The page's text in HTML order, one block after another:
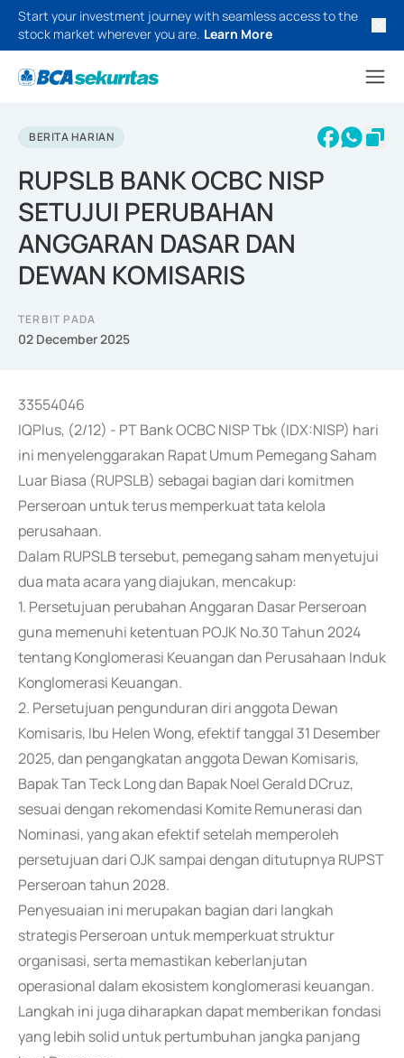
Start your investment journey with seamless access to the
stock market wherever you are. Learn More
BERITA HARIAN
RUPSLB BANK OCBC NISP
SETUJUI PERUBAHAN
ANGGARAN DASAR DAN
DEWAN KOMISARIS
TERBIT PADA
02 December 2025
33554046
IQPlus, (2/12) - PT Bank OCBC NISP Tbk (IDX:NISP) hari
ini menyelenggarakan Rapat Umum Pemegang Saham
Luar Biasa (RUPSLB) sebagai bagian dari komitmen
Perseroan untuk terus memperkuat tata kelola
perusahaan.
Dalam RUPSLB tersebut, pemegang saham menyetujui
dua mata acara yang diajukan, mencakup:
1. Persetujuan perubahan Anggaran Dasar Perseroan
guna memenuhi ketentuan POJK No.30 Tahun 2024
tentang Konglomerasi Keuangan dan Perusahaan Induk
Konglomerasi Keuangan.
2. Persetujuan pengunduran diri anggota Dewan
Komisaris, Ibu Helen Wong, efektif tanggal 31 Desember
2025, dan pengangkatan anggota Dewan Komisaris,
Bapak Tan Teck Long dan Bapak Noel Gerald DCruz,
sesuai dengan rekomendasi Komite Remunerasi dan
Nominasi, yang akan efektif setelah memperoleh
persetujuan dari OJK sampai dengan ditutupnya RUPST
Perseroan tahun 2028.
Penyesuaian ini merupakan bagian dari langkah
strategis Perseroan untuk memperkuat struktur
organisasi, serta memastikan keberlanjutan
operasional dalam ekosistem konglomerasi keuangan.
Langkah ini juga diharapkan dapat memberikan fondasi
yang lebih solid untuk pertumbuhan jangka panjang